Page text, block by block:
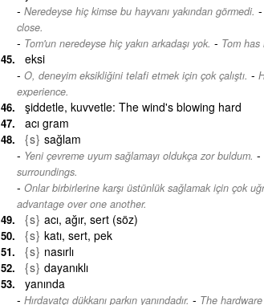
Neredeyse hiç kimse bu hayvanı yakından görmedi. -
close.
Tom'un neredeyse hiç yakın arkadaşı yok. - Tom
eksi
O, deneyim eksikliğini telafi etmek için çok çalıştı. -
experience.
şiddetle, kuvvetle: The wind's blowing hard
acı gram
{s} sağlam
Yeni çevreme uyum sağlamayı oldukça zor buldum. -
surroundings.
Onlar birbirlerine karşı üstünlük sağlamak için çok
advantage over one another.
{s} acı, ağır, sert (söz)
{s} katı, sert, pek
{s} nasırlı
{s} dayanıklı
yanında
Hırdavatçı dükkanı parkın yanındadır. - The